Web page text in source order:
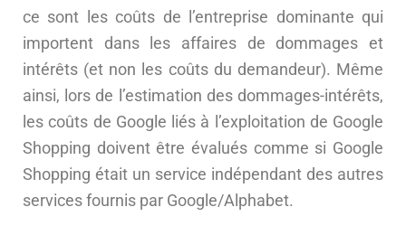
ce sont les coûts de l’entreprise dominante qui
importent dans les affaires de dommages et
intérêts (et non les coûts du demandeur). Même
ainsi, lors de l’estimation des dommages-intérêts,
les coûts de Google liés à l’exploitation de Google
Shopping doivent être évalués comme si Google
Shopping était un service indépendant des autres
services fournis par Google/Alphabet.